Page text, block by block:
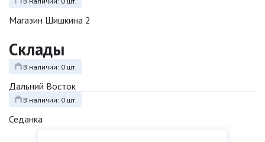
Магазин Шишкина 2
Склады
В наличии: 0 шт.
Дальний Восток
В наличии: 0 шт.
Седанка